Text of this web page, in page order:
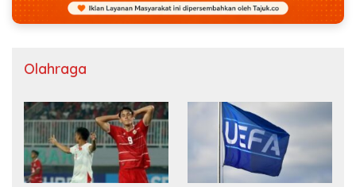
Olahraga